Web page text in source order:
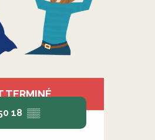
TERMINÉ
18 ▒▒